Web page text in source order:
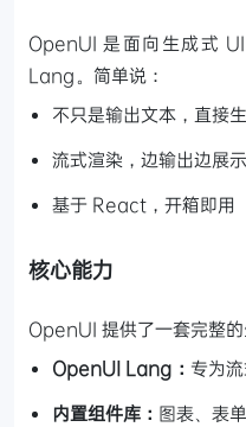
OpenUI 是面向生成式
Lang。简单说：
不只是输出文本，直接
流式渲染，边输出边展示
基于 React，开箱即用
核心能力
OpenUI 提供了一套完整的
OpenUI Lang： 专为
内置组件库： 图表、表